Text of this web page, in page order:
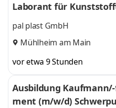
Laborant für
pal plast GmbH
Mühlheim am Main
vor etwa 9 Stunden
Ausbildung
ment (m/w/d)